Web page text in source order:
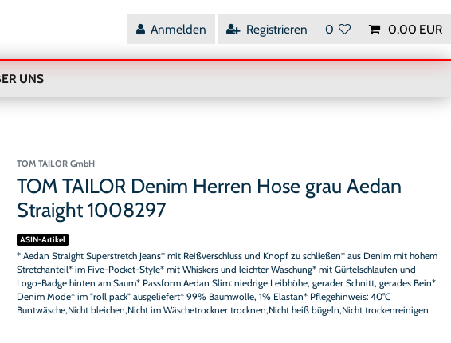
Anmelden Registrieren 0 0,00 EUR
UNS
TOM TAILOR GmbH
TOM TAILOR Denim Herren Hose grau Aedan
Straight 1008297
ASIN-Artikel
* Aedan Straight Superstretch Jeans* mit Reißverschluss und Knopf zu schließen* aus Denim mit hohem
Stretchanteil* im Five-Pocket-Style* mit Whiskers und leichter Waschung* mit Gürtelschlaufen und
Logo-Badge hinten am Saum* Passform Aedan Slim: niedrige Leibhöhe, gerader Schnitt, gerades Bein*
Denim Mode* im "roll pack" ausgeliefert* 99% Baumwolle, 1% Elastan* Pflegehinweis: 40°C
Buntwäsche,Nicht bleichen,Nicht im Wäschetrockner trocknen,Nicht heiß bügeln,Nicht trockenreinigen